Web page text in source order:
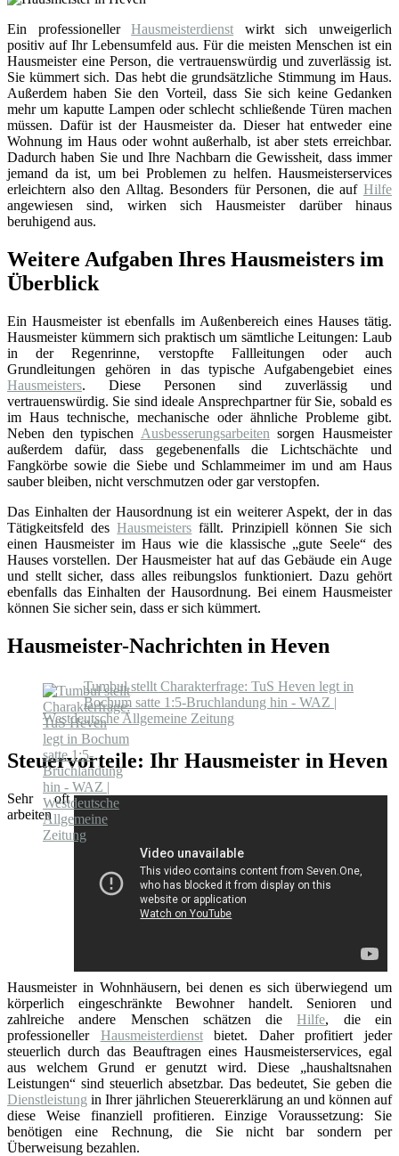
Ein professionellerHausmeisterdienst wirkt sich unweigerlich
positiv auf Ihr Lebensumfeld aus. Für die meisten Menschen ist ein
Hausmeister eine Person, die vertrauenswürdig und zuverlässig ist.
Sie kümmert sich. Das hebt die grundsätzliche Stimmung im Haus.
Außerdem haben Sie den Vorteil, dass Sie sich keine Gedanken
mehr um kaputte Lampen oder schlecht schließende Türen machen
müssen. Dafür ist der Hausmeister da. Dieser hat entweder eine
Wohnung im Haus oder wohnt außerhalb, ist aber stets erreichbar.
Dadurch haben Sie und Ihre Nachbarn die Gewissheit, dass immer
jemand da ist, um bei Problemen zu helfen. Hausmeisterservices
erleichtern also den Alltag. Besonders für Personen, die auf Hilfe
angewiesen sind, wirken sich Hausmeister darüber hinaus
beruhigend aus.
Weitere Aufgaben Ihres Hausmeisters im
Überblick
Ein Hausmeister ist ebenfalls im Außenbereich eines Hauses tätig.
Hausmeister kümmern sich praktisch um sämtliche Leitungen: Laub
in der Regenrinne, verstopfte Fallleitungen oder auch
Grundleitungen gehören in das typische Aufgabengebiet eines
Hausmeisters. Diese Personen sind zuverlässig und
vertrauenswürdig. Sie sind ideale Ansprechpartner für Sie, sobald es
im Haus technische, mechanische oder ähnliche Probleme gibt.
Neben den typischen Ausbesserungsarbeiten sorgen Hausmeister
außerdem dafür, dass gegebenenfalls die Lichtschächte und
Fangkörbe sowie die Siebe und Schlammeimer im und am Haus
sauber bleiben, nicht verschmutzen oder gar verstopfen.
Das Einhalten der Hausordnung ist ein weiterer Aspekt, der in das
Tätigkeitsfeld desHausmeisters fällt. Prinzipiell können Sie sich
einen Hausmeister im Haus wie die klassische „gute Seele“ des
Hauses vorstellen. Der Hausmeister hat auf das Gebäude ein Auge
und stellt sicher, dass alles reibungslos funktioniert. Dazu gehört
ebenfalls das Einhalten der Hausordnung. Bei einem Hausmeister
können Sie sicher sein, dass er sich kümmert.
Hausmeister-Nachrichten in Heven
Tumbul stellt Charakterfrage: TuS Heven legt in
Bochum satte 1:5-Bruchlandung hin - WAZ |
Westdeutsche Allgemeine Zeitung
Steuervorteile: Ihr Hausmeister in Heven
Sehr oft
arbeiten
Hausmeister in Wohnhäusern, bei denen es sich überwiegend um
körperlich eingeschränkte Bewohner handelt. Senioren und
zahlreiche andere Menschen schätzen dieHilfe, die ein
professioneller Hausmeisterdienstbietet. Daher profitiert jeder
steuerlich durch das Beauftragen eines Hausmeisterservices, egal
aus welchem Grund er genutzt wird. Diese „haushaltsnahen
Leistungen“ sind steuerlich absetzbar. Das bedeutet, Sie geben die
Dienstleistung in Ihrer jährlichen Steuererklärung an und können auf
diese Weise finanziell profitieren. Einzige Voraussetzung: Sie
benötigen eine Rechnung, die Sie nicht bar sondern per
Überweisung bezahlen.